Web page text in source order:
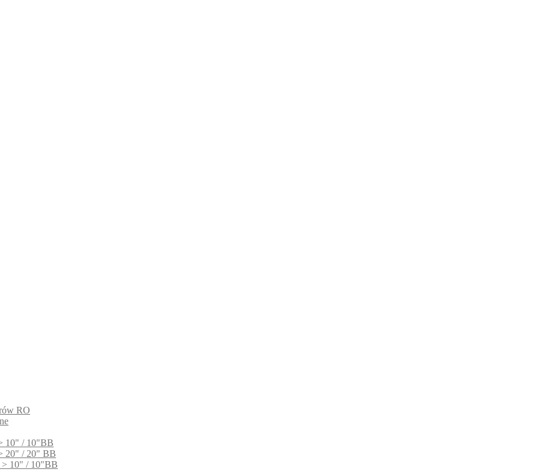
RO
10" / 10"BB
20" / 20" BB
> 10" / 10"BB